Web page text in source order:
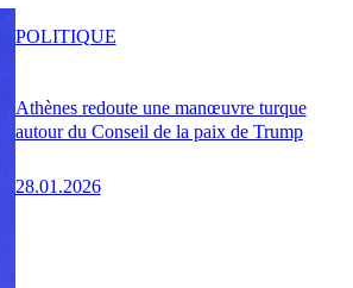
Athènes redoute une manœuvre turque
autour du Conseil de la paix de Trump
28.01.2026
POLITIQUE